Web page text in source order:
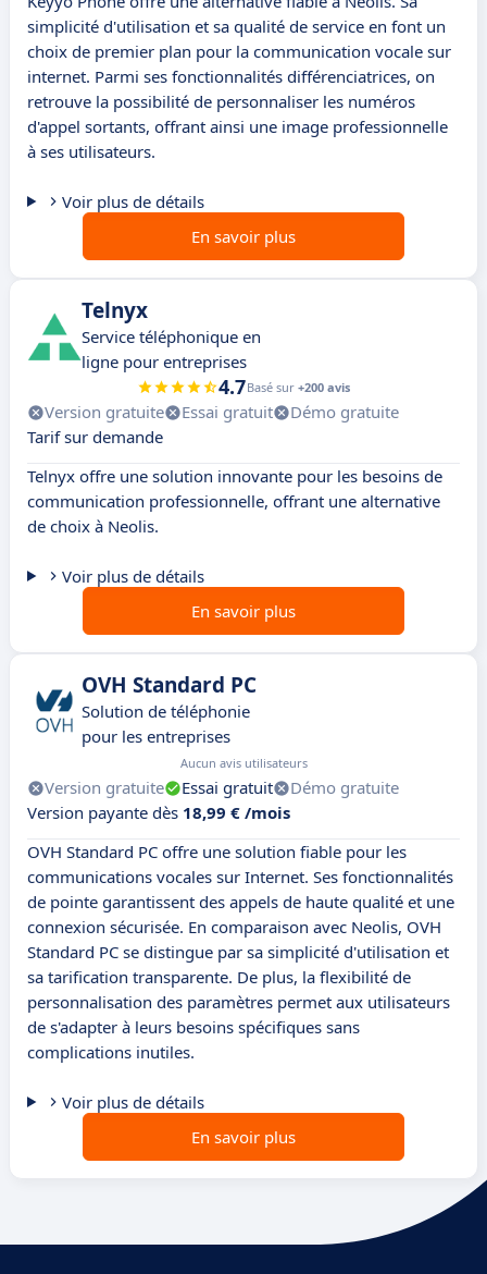
simplicité d'utilisation et sa qualité de service en font un
choix de premier plan pour la communication vocale sur
internet. Parmi ses fonctionnalités différenciatrices, on
retrouve la possibilité de personnaliser les numéros
d'appel sortants, offrant ainsi une image professionnelle
à ses utilisateurs.
Voir plus de détails
En savoir plus
Telnyx
Service téléphonique en
ligne pour entreprises
4.7Basé sur +200 avis
Version gratuite Essai gratuit
Démo gratuite
Tarif sur demande
Telnyx offre une solution innovante pour les besoins de
communication professionnelle, offrant une alternative
de choix à Neolis.
Voir plus de détails
En savoir plus
OVH Standard PC
Solution de téléphonie
pour les entreprises
Aucun avis utilisateurs
Version gratuite Essai gratuit
Démo gratuite
Version payante dès 18,99 € /mois
OVH Standard PC offre une solution fiable pour les
communications vocales sur Internet. Ses fonctionnalités
de pointe garantissent des appels de haute qualité et une
connexion sécurisée. En comparaison avec Neolis, OVH
Standard PC se distingue par sa simplicité d'utilisation et
sa tarification transparente. De plus, la flexibilité de
personnalisation des paramètres permet aux utilisateurs
de s'adapter à leurs besoins spécifiques sans
complications inutiles.
Voir plus de détails
En savoir plus